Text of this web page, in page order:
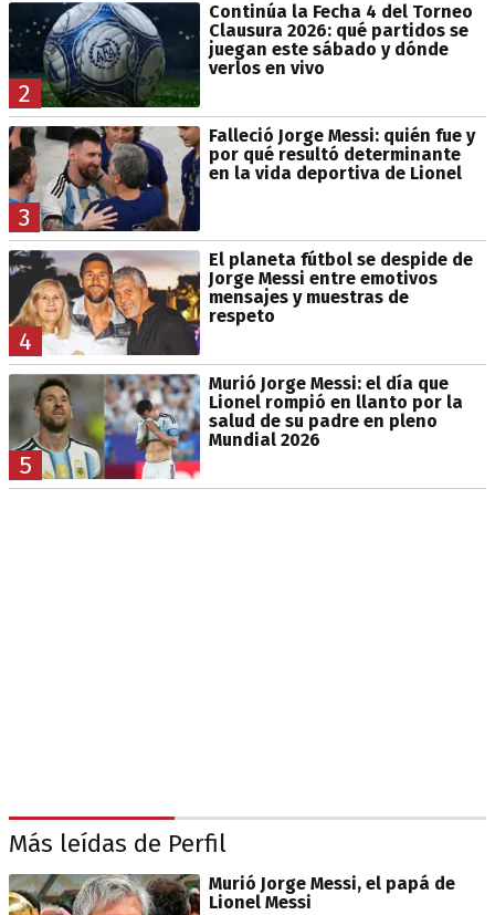
2
Continúa la Fecha 4 del Torneo
Clausura 2026: qué partidos se
juegan este sábado y dónde
verlos en vivo
3
Falleció Jorge Messi: quién fue y
por qué resultó determinante
en la vida deportiva de Lionel
4
El planeta fútbol se despide de
Jorge Messi entre emotivos
mensajes y muestras de
respeto
5
Murió Jorge Messi: el día que
Lionel rompió en llanto por la
salud de su padre en pleno
Mundial 2026
Más leídas de Perfil
Murió Jorge Messi, el papá de
Lionel Messi